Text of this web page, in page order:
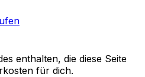
enthalten, die diese Seite
für dich.